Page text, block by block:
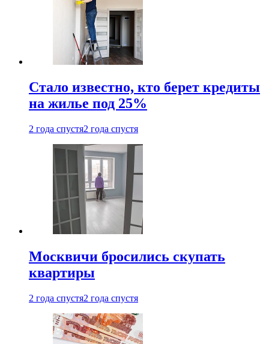
Стало известно, кто берет кредиты
на жилье под 25%
2 года спустя2 года спустя
Москвичи бросились скупать
квартиры
2 года спустя2 года спустя